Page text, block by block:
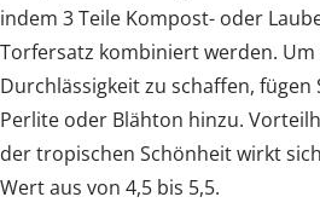
indem 3 Teile Kompost- oder
Torfersatz kombiniert werden. Um
Durchlässigkeit zu schaffen, fügen
Perlite oder Blähton hinzu.
der tropischen Schönheit wirkt
Wert aus von 4,5 bis 5,5.